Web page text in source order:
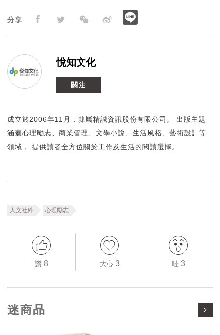
分享
悅知文化
關注
成立於2006年11月，隸屬精誠資訊股份有限公司。 出版主題
涵蓋心理勵志、商業管理、文學小說、生活風格、藝術設計等
領域， 提供讀者全方位關於工作及生活的閱讀選擇。
人文社科 心理勵志
讚 8 大心 3 哇 3
迷商品